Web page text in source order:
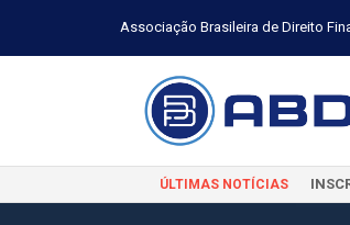
Associação Brasileira de Direito
ÚLTIMAS NOTÍCIAS